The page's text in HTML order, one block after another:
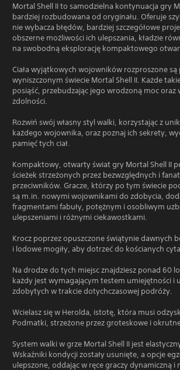
Mortal Shell II to samodzielna kontynuacja gry
bardziej rozbudowana od oryginału. Oferuje
nie wybacza błędów, bardziej szczegółowe
obszerne możliwości ich ulepszania, kładzie
na swobodną eksplorację kompaktowego
Ciała wyjątkowych wojowników rozproszone są
wyniszczonym świecie Mortal Shell II. Każde
posiąść, przebudzając jego wrodzoną moc oraz
zdolności.
Rozwiń swój własny styl walki, korzystając z
każdego wojownika, oraz poznaj ich sekrety,
pamięć tych ciał.
Kompaktowy, otwarty świat gry Mortal Shell II
ścieżek strzeżonych przez bezwzględnych i
przeciwników. Gracze, którzy po tym świecie
są m.in. nowymi wojownikami do zdobycia,
fragmentami fabuły, potężnym i osobliwym
ulepszeniami i różnymi ciekawostkami.
Krocz poprzez opuszczone świątynie dawnych
i lodowe mogiły, aby dotrzeć do kościanych
Na drodze do tych miejsc znajdziesz ponad 60
każdy jest wymagającym testem umiejętności i
zdobytych w trakcie dotychczasowej podróży.
Wcielasz się w Herolda, istotę, która musi
Podmatki, strzeżone przez groteskowe i
System walki w grze Mortal Shell II jest
Wskaźniki kondycji zostały usunięte, a opcje
ulepszone, oddając w ręce graczy dynamiczną i